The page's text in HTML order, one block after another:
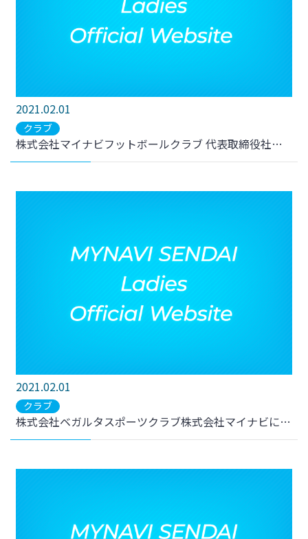
2021.02.01
クラブ
株式会社マイナビフットボールクラブ 代表取締役社長 粟井俊介よりごあいさつ
2021.02.01
クラブ
株式会社ベガルタスポーツクラブ株式会社マイナビによる子会社化・社名変更のお知らせ